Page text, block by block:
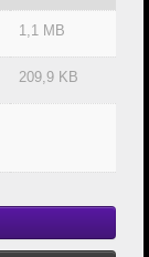
1,1 MB
209,9 KB